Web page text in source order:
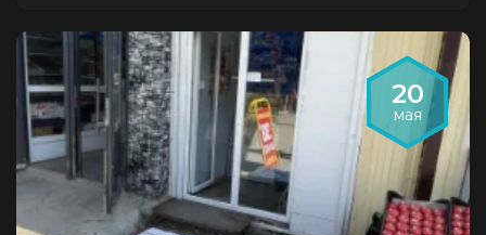
20
мая